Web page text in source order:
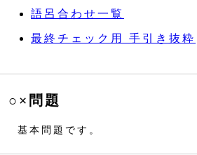
語呂合わせ一覧
最終チェック用 手引き抜粋
○×問題
基本問題です。